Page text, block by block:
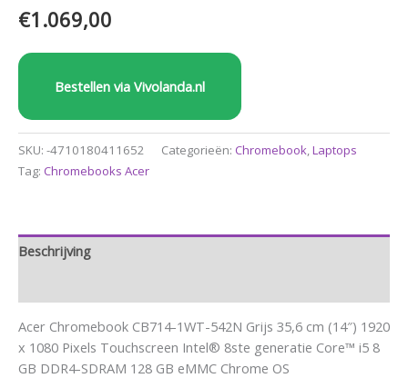
€1.069,00
Bestellen via Vivolanda.nl
SKU: -4710180411652 Categorieën: Chromebook,Laptops
Tag: Chromebooks Acer
Beschrijving
Acer Chromebook CB714-1WT-542N Grijs 35,6 cm (14″) 1920
x 1080 Pixels Touchscreen Intel® 8ste generatie Core™ i5 8
GB DDR4-SDRAM 128 GB eMMC Chrome OS